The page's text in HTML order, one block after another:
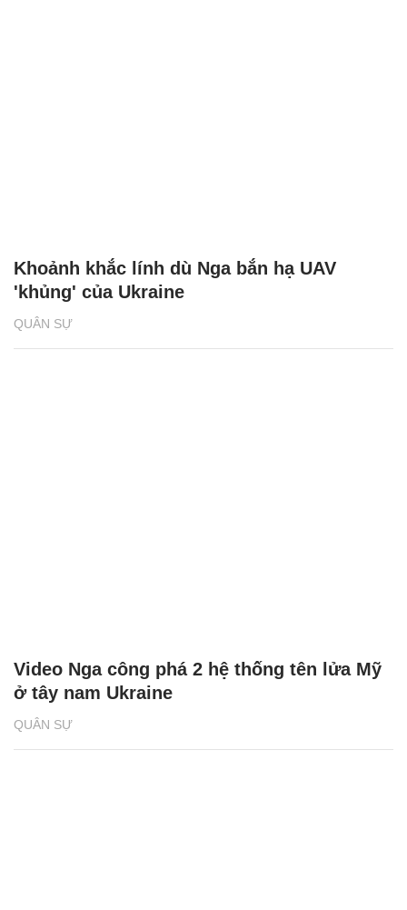
QUÂN SỰ
Khoảnh khắc lính dù Nga bắn hạ UAV
'khủng' của Ukraine
QUÂN SỰ
Video Nga công phá 2 hệ thống tên lửa Mỹ
ở tây nam Ukraine